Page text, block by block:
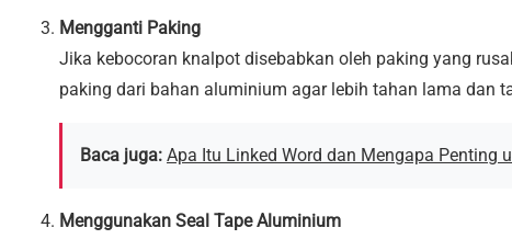
Mengganti Paking
Jika kebocoran knalpot disebabkan oleh paking yang
paking dari bahan aluminium agar lebih tahan lama dan
Baca juga: Apa Itu Linked Word dan Mengapa Penting
Menggunakan Seal Tape Aluminium